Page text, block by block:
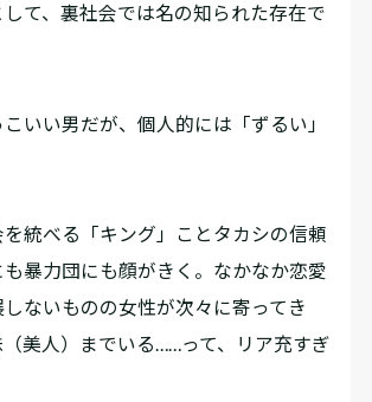
て、裏社会では名の知られた存在で
いい男だが、個人的には「ずるい」
統べる「キング」ことタカシの信頼
暴力団にも顔がきく。なかなか恋愛
ないものの女性が次々に寄ってき
美人）までいる……って、リア充すぎ